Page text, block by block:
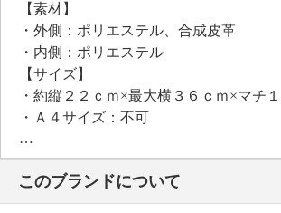
【素材】
・外側：ポリエステル、合成皮革
・内側：ポリエステル
【サイズ】
・約縦２２ｃｍ×最大横３６ｃｍ×マチ
・Ａ４サイズ：不可
【重さ】
・約２４５ｇ
【個体差あり】
・個体差あり
このブランドについて